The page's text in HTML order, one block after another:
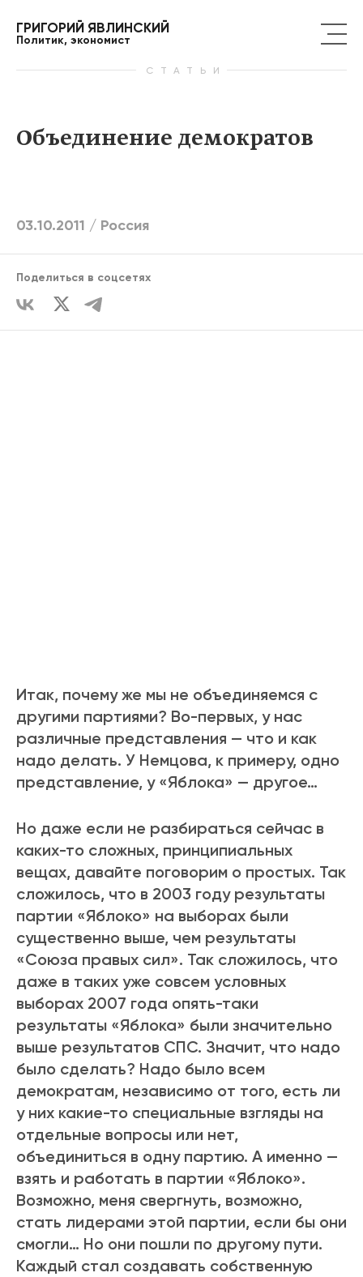
ГРИГОРИЙ ЯВЛИНСКИЙ
Политик, экономист
СТАТЬИ
Объединение демократов
03.10.2011 / Россия
Поделиться в соцсетях
Итак, почему же мы не объединяемся с
другими партиями? Во-первых, у нас
различные представления — что и как
надо делать. У Немцова, к примеру, одно
представление, у «Яблока» — другое…
Но даже если не разбираться сейчас в
каких-то сложных, принципиальных
вещах, давайте поговорим о простых. Так
сложилось, что в 2003 году результаты
партии «Яблоко» на выборах были
существенно выше, чем результаты
«Союза правых сил». Так сложилось, что
даже в таких уже совсем условных
выборах 2007 года опять-таки
результаты «Яблока» были значительно
выше результатов СПС. Значит, что надо
было сделать? Надо было всем
демократам, независимо от того, есть ли
у них какие-то специальные взгляды на
отдельные вопросы или нет,
объединиться в одну партию. А именно —
взять и работать в партии «Яблоко».
Возможно, меня свергнуть, возможно,
стать лидерами этой партии, если бы они
смогли… Но они пошли по другому пути.
Каждый стал создавать собственную